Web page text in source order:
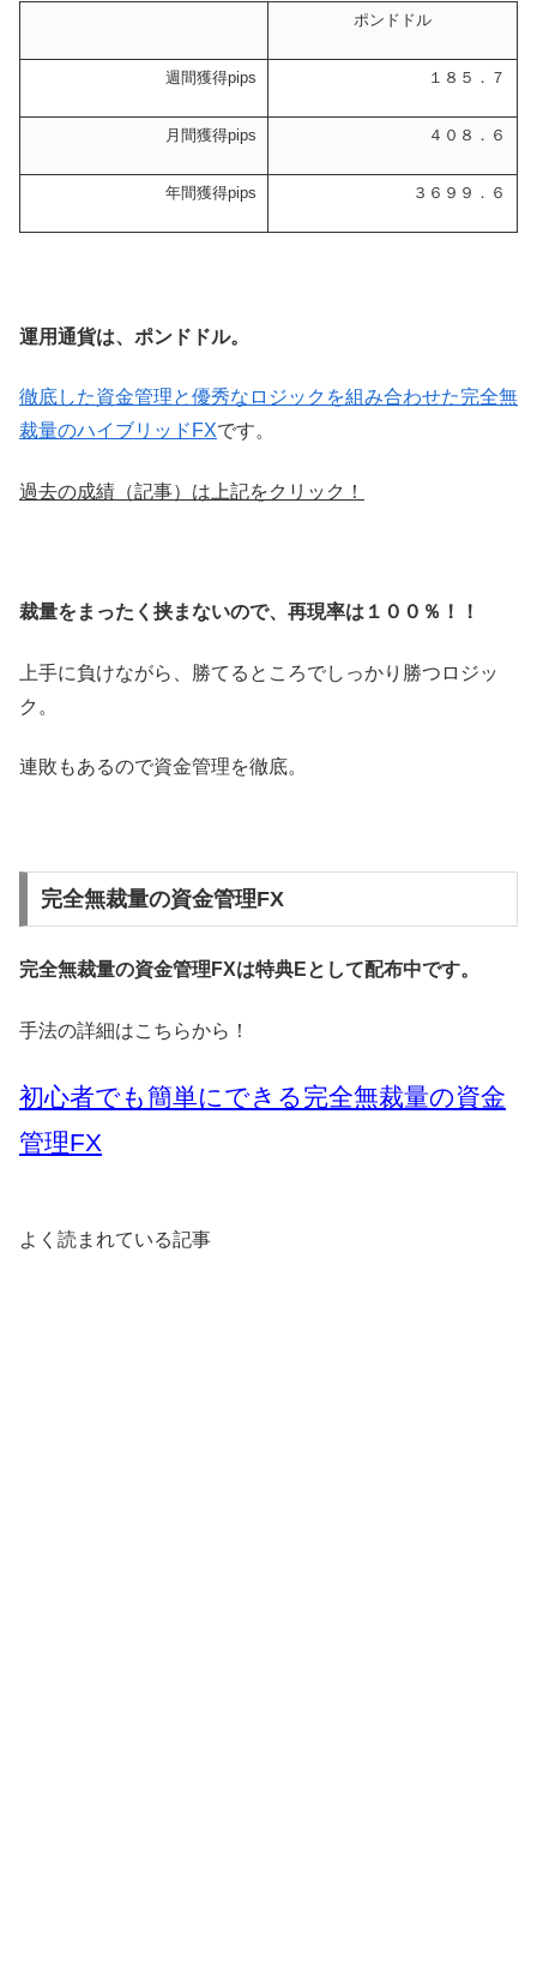
ポンドドル
週間獲得pips １８５．７
月間獲得pips ４０８．６
年間獲得pips ３６９９．６
運用通貨は、ポンドドル。
徹底した資金管理と優秀なロジックを組み合わせた完全無
裁量のハイブリッドFXです。
過去の成績（記事）は上記をクリック！
裁量をまったく挟まないので、再現率は１００％！！
上手に負けながら、勝てるところでしっかり勝つロジッ
ク。
連敗もあるので資金管理を徹底。
完全無裁量の資金管理FX
完全無裁量の資金管理FXは特典Eとして配布中です。
手法の詳細はこちらから！
初心者でも簡単にできる完全無裁量の資金
管理FX
よく読まれている記事